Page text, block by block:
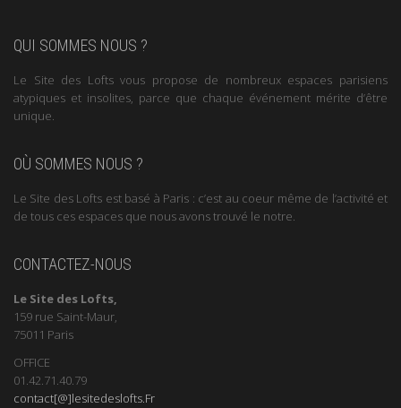
QUI SOMMES NOUS ?
Le Site des Lofts vous propose de nombreux espaces parisiens
atypiques et insolites, parce que chaque événement mérite d’être
unique.
OÙ SOMMES NOUS ?
Le Site des Lofts est basé à Paris : c’est au coeur même de l’activité et
de tous ces espaces que nous avons trouvé le notre.
CONTACTEZ-NOUS
Le Site des Lofts,
159 rue Saint-Maur,
75011 Paris
OFFICE
01.42.71.40.79
contact[@]lesitedeslofts.Fr